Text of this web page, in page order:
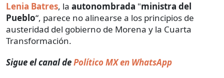
Lenia Batres, la autonombrada "ministra del
Pueblo“, parece no alinearse a los principios de
austeridad del gobierno de Morena y la Cuarta
Transformación.
Sigue el canal dePolítico MX en WhatsApp